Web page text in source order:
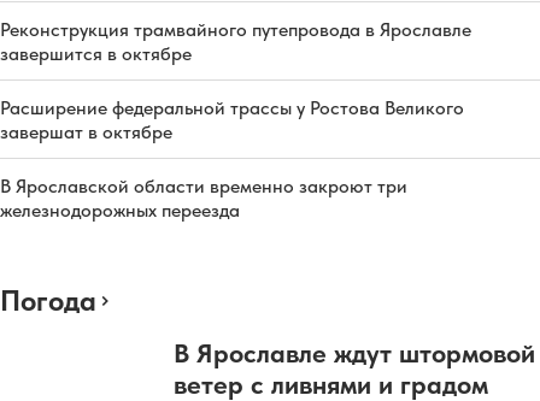
Реконструкция трамвайного путепровода в Ярославле
завершится в октябре
Расширение федеральной трассы у Ростова Великого
завершат в октябре
В Ярославской области временно закроют три
железнодорожных переезда
Погода
В Ярославле ждут штормовой
ветер с ливнями и градом